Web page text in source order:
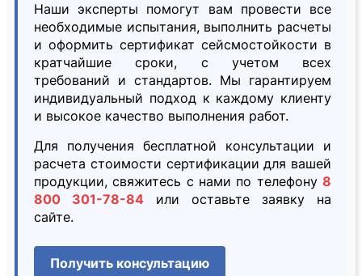
Наши эксперты помогут вам провести все
необходимые испытания, выполнить расчеты
и оформить сертификат сейсмостойкости в
кратчайшие сроки, с учетом всех
требований и стандартов. Мы гарантируем
индивидуальный подход к каждому клиенту
и высокое качество выполнения работ.
Для получения бесплатной консультации и
расчета стоимости сертификации для вашей
продукции, свяжитесь с нами по телефону 8
800 301-78-84 или оставьте заявку на
сайте.
Получить консультацию